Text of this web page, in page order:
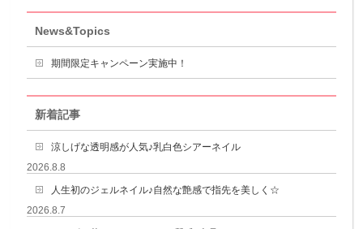
News&Topics
期間限定キャンペーン実施中！
新着記事
涼しげな透明感が人気♪乳白色シアーネイル
2026.8.8
人生初のジェルネイル♪自然な艶感で指先を美しく☆
2026.8.7